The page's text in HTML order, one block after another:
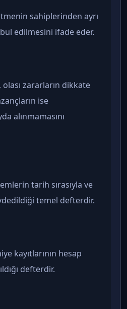
sahiplerinden ayrı
edilmesini ifade eder.
olası zararların dikkate
ise
alınmamasını
tarih sırasıyla ve
temel defterdir.
kayıtlarının hesap
defterdir.